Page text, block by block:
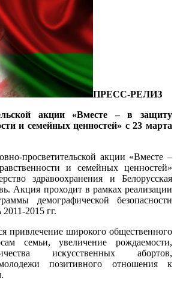
ПРЕСС-РЕЛИЗ
акции «Вместе – в защиту
и семейных ценностей» с 23 марта
просветительской акции «Вместе –
и семейных ценностей»
здравоохранения и Белорусская
Акция проходит в рамках реализации
демографической безопасности
2015 гг.
привлечение широкого общественного
семьи, увеличение рождаемости,
искусственных абортов,
позитивного отношения к